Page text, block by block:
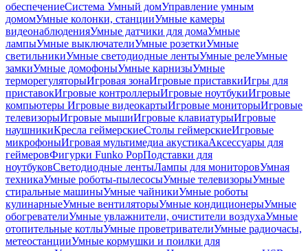
обеспечениеСистема Умный домУправление умным
домомУмные колонки, станцииУмные камеры
видеонаблюденияУмные датчики для домаУмные
лампыУмные выключателиУмные розеткиУмные
светильникиУмные светодиодные лентыУмные релеУмные
замкиУмные домофоныУмные карнизыУмные
терморегуляторыИгровая зонаИгровые приставкиИгры для
приставокИгровые контроллерыИгровые ноутбукиИгровые
компьютеры Игровые видеокартыИгровые мониторыИгровые
телевизорыИгровые мышиИгровые клавиатурыИгровые
наушникиКресла геймерскиеСтолы геймерскиеИгровые
микрофоныИгровая мультимедиа акустикаАксессуары для
геймеровФигурки Funko PopПодставки для
ноутбуковСветодиодные лентыЛампы для мониторовУмная
техникаУмные роботы-пылесосыУмные телевизорыУмные
стиральные машиныУмные чайникиУмные роботы
кулинарныеУмные вентиляторыУмные кондиционерыУмные
обогревателиУмные увлажнители, очистители воздухаУмные
отопительные котлыУмные проветривателиУмные радиочасы,
метеостанцииУмные кормушки и поилки для